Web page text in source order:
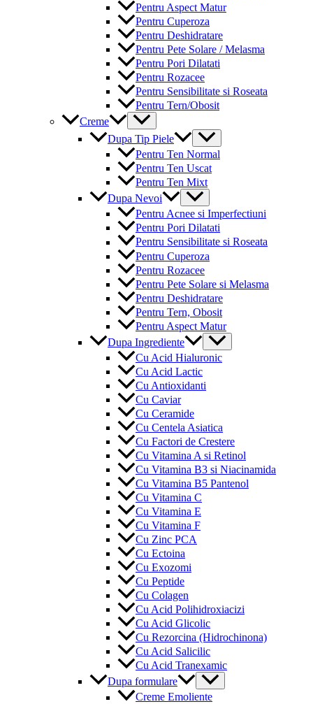
Pentru Aspect Matur
Pentru Cuperoza
Pentru Deshidratare
Pentru Pete Solare / Melasma
Pentru Pori Dilatati
Pentru Rozacee
Pentru Sensibilitate si Roseata
Pentru Tern/Obosit
Creme
Menu
Toggle
Dupa Tip Piele
Menu
Toggle
Pentru Ten Normal
Pentru Ten Uscat
Pentru Ten Mixt
Dupa Nevoi
Menu
Toggle
Pentru Acnee si Imperfectiuni
Pentru Pori Dilatati
Pentru Sensibilitate si Roseata
Pentru Cuperoza
Pentru Rozacee
Pentru Pete Solare si Melasma
Pentru Deshidratare
Pentru Tern, Obosit
Pentru Aspect Matur
Dupa Ingrediente
Menu
Toggle
Cu Acid Hialuronic
Cu Acid Lactic
Cu Antioxidanti
Cu Caviar
Cu Ceramide
Cu Centela Asiatica
Cu Factori de Crestere
Cu Vitamina A si Retinol
Cu Vitamina B3 si Niacinamida
Cu Vitamina B5 Pantenol
Cu Vitamina C
Cu Vitamina E
Cu Vitamina F
Cu Zinc PCA
Cu Ectoina
Cu Exozomi
Cu Peptide
Cu Colagen
Cu Acid Polihidroxiacizi
Cu Acid Glicolic
Cu Rezorcina (Hidrochinona)
Cu Acid Salicilic
Cu Acid Tranexamic
Dupa formulare
Menu
Toggle
Creme Emoliente